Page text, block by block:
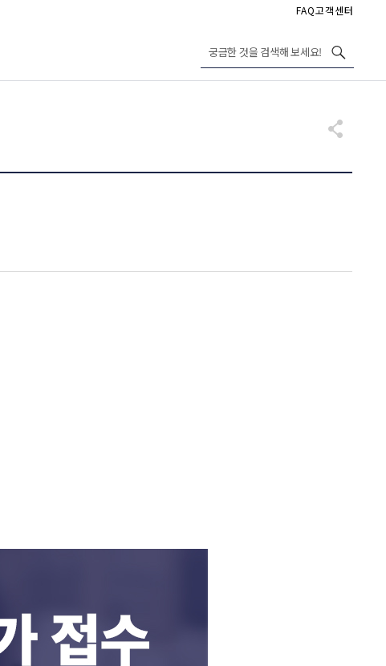
FAQ고객센터
궁금한 것을 검색해 보세요!